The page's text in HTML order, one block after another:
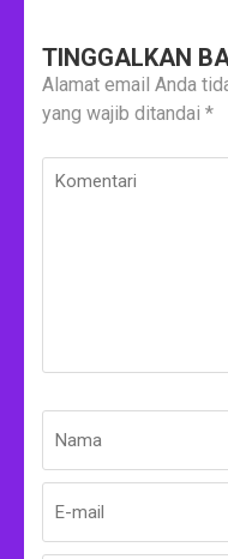
TINGGALKAN
Alamat email Anda
yang wajib ditandai *
Komentari